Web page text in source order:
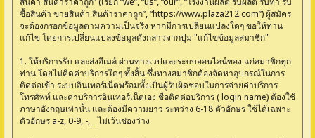
ซื้อสินค้า ขายสินค้า สินค้าราคาถูก”, “https://www.plaza212.com”) ผู้สมัคร
จะต้องกรอกข้อมูลตามความเป็นจริง หากมีการเปลี่ยนแปลงใดๆ ขอให้ท่าน
แก้ไข โดยการเปลี่ยนแปลงข้อมูลดังกล่าวจากปุ่ม "แก้ไขข้อมูลสมาชิก"
1. ให้บริการรับ และส่งอีเมล์ ผ่านทางเวปและระบบออนไลน์ของ แก่สมาชิกทุก
ท่าน โดยไม่คิดค่าบริการใดๆ ทั้งสิ้น ซึ่งทางสมาชิกต้องจัดหาอุปกรณ์ในการ
ติดต่อเข้า ระบบอินเทอร์เน็ตพร้อมทั้งเป็นผู้รับผิดชอบในการจ่ายค่าบริการ
โทรศัพท์ และค่าบริการอินเทอร์เน็ตเอง ชื่อติดต่อบริการ ( login name) ต้องใช้
ภาษาอังกฤษเท่านั้น และต้องมีความยาว ระหว่าง 6-18 ตัวอักษร ใช้ได้เฉพาะ
ตัวอักษร a-z, 0-9, -, _ ไม่เว้นช่องว่าง